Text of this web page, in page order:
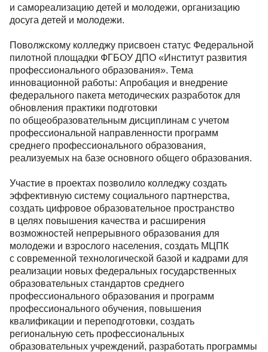
и самореализацию детей и молодежи, организацию
досуга детей и молодежи.
Поволжскому колледжу присвоен статус Федеральной
пилотной площадки ФГБОУ ДПО «Институт развития
профессионального образования». Тема
инновационной работы: Апробация и внедрение
федерального пакета методических разработок для
обновления практики подготовки
по общеобразовательным дисциплинам с учетом
профессиональной направленности программ
среднего профессионального образования,
реализуемых на базе основного общего образования.
Участие в проектах позволило колледжу создать
эффективную систему социального партнерства,
создать цифровое образовательное пространство
в целях повышения качества и расширения
возможностей непрерывного образования для
молодежи и взрослого населения, создать МЦПК
с современной технологической базой и кадрами для
реализации новых федеральных государственных
образовательных стандартов среднего
профессионального образования и программ
профессионального обучения, повышения
квалификации и переподготовки, создать
региональную сеть профессиональных
образовательных учреждений, разработать программы